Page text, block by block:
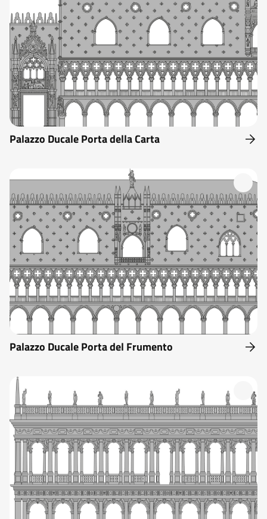
Palazzo Ducale Porta della Carta
Palazzo Ducale Porta del Frumento